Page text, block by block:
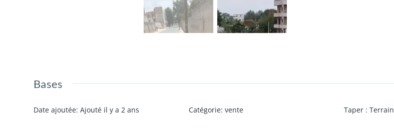
Bases
Date ajoutée: Ajouté il y a 2 ans Catégorie: vente Taper : Terrain